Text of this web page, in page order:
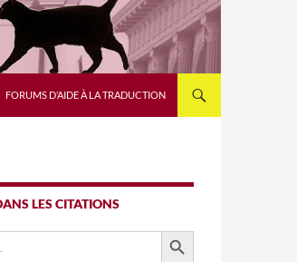
FORUMS D’AIDE À LA TRADUCTION
LES CITATIONS
SEARCH BUTTON